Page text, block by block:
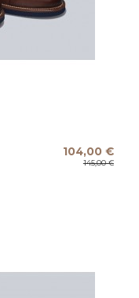
104,00 €
145,00 €